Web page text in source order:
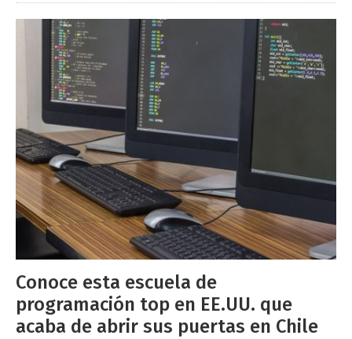
Conoce esta escuela de
programación top en EE.UU. que
acaba de abrir sus puertas en Chile